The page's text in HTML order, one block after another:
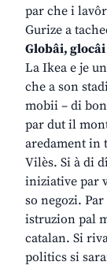
par che i
Gurize a
Globâi, glocâi
La Ikea e je
che a son
mobii – di bon
par dut il
aredament in
Vilès. Si à di
iniziative par
so negozi.
istruzion pal
catalan. Si
politics si